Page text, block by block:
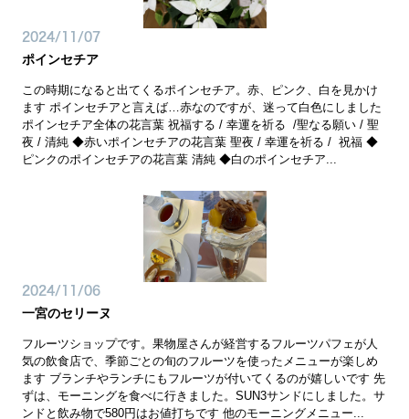
2024/11/07
ポインセチア
この時期になると出てくるポインセチア。赤、ピンク、白を見かけ
ます ポインセチアと言えば…赤なのですが、迷って白色にしました
ポインセチア全体の花言葉 祝福する / 幸運を祈る /聖なる願い / 聖
夜 / 清純 ◆赤いポインセチアの花言葉 聖夜 / 幸運を祈る / 祝福 ◆
ピンクのポインセチアの花言葉 清純 ◆白のポインセチア...
2024/11/06
一宮のセリーヌ
フルーツショップです。果物屋さんが経営するフルーツパフェが人
気の飲食店で、季節ごとの旬のフルーツを使ったメニューが楽しめ
ます ブランチやランチにもフルーツが付いてくるのが嬉しいです 先
ずは、モーニングを食べに行きました。SUN3サンドにしました。サ
ンドと飲み物で580円はお値打ちです 他のモーニングメニュー...